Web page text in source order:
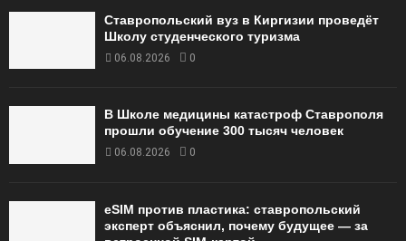
Ставропольский вуз в Киргизии проведёт
Школу студенческого туризма
06.08.2026 0
В Школе медицины катастроф Ставрополя
прошли обучение 300 тысяч человек
06.08.2026 0
eSIM против пластика: ставропольский
эксперт объяснил, почему будущее — за